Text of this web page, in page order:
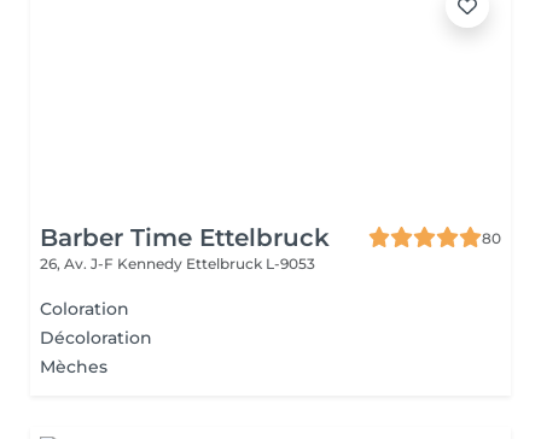
Barber Time Ettelbruck
80
26, Av. J-F Kennedy Ettelbruck L-9053
Coloration
Décoloration
Mèches